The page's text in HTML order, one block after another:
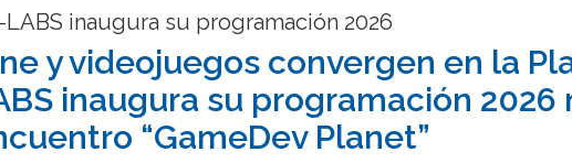
Estudios Avanzados en Educación
Nutrición y Tecnología de
Alimentos
LABS inaugura su programación 2026
y videojuegos convergen en la
inaugura su programación 2026
“GameDev Planet”